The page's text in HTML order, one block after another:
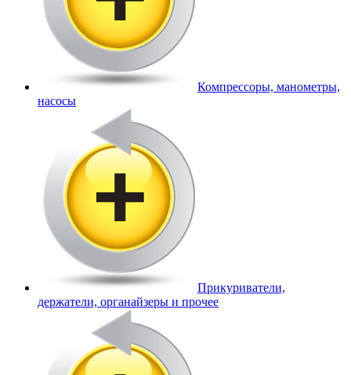
Компрессоры, манометры,
насосы
Прикуриватели,
держатели, органайзеры и прочее